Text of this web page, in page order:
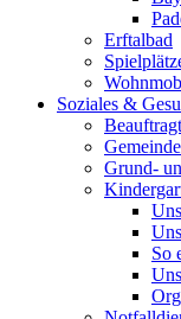
Erftalbad
Soziales &
Grund-
So